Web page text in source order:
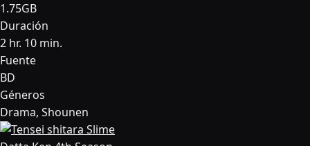
1.75GB
Duración
2 hr. 10 min.
Fuente
BD
Géneros
Drama, Shounen